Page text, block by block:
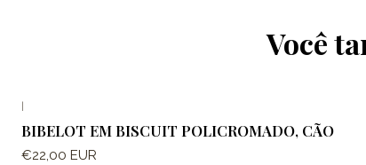
Você
|
BIBELOT EM BISCUIT POLICROMADO, CÃO
€22,00 EUR